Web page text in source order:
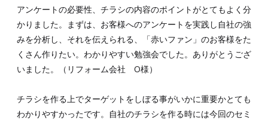
アンケートの必要性、チラシの内容のポイントがとてもよく分
かりました。まずは、お客様へのアンケートを実践し自社の強
みを分析し、それを伝えられる、「赤いファン」のお客様をた
くさん作りたい。わかりやすい勉強会でした。ありがとうござ
いました。（リフォーム会社 O様）
チラシを作る上でターゲットをしぼる事がいかに重要かとても
わかりやすかったです。自社のチラシを作る時には今回のセミ